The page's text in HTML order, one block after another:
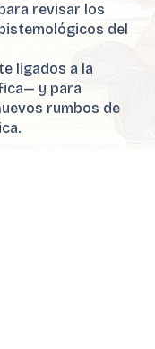
revisar los
del
ligados a la
y para
rumbos de